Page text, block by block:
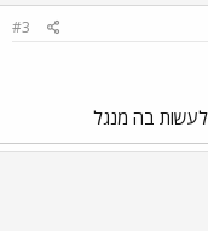
#3
לעשות בה מנגל